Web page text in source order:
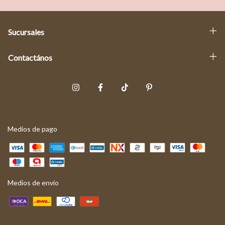
Sucursales
Contactános
Medios de pago
Medios de envío